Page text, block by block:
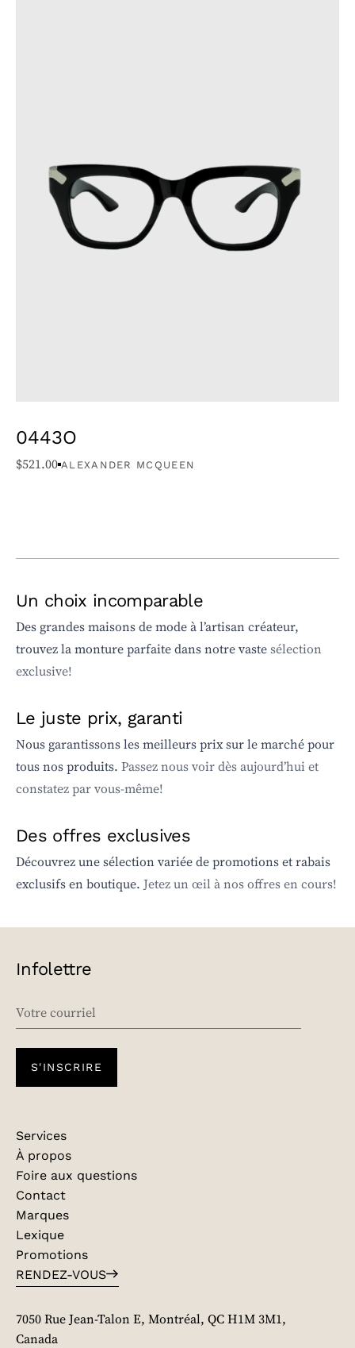
0443O
$521.00 ALEXANDER MCQUEEN
Un choix incomparable
Des grandes maisons de mode à l’artisan créateur,
trouvez la monture parfaite dans notre vastesélection
exclusive!
Le juste prix, garanti
Nous garantissons les meilleurs prix sur le marché pour
tous nos produits. Passez nous voir dès aujourd’hui et
constatez par vous-même!
Des offres exclusives
Découvrez une sélection variée de promotions et rabais
exclusifs en boutique. Jetez un œil à nos offres en cours!
Infolettre
S'INSCRIRE
Services
À propos
Foire aux questions
Contact
Marques
Lexique
Promotions
RENDEZ-VOUS
7050 Rue Jean-Talon E, Montréal, QC H1M 3M1,
Canada